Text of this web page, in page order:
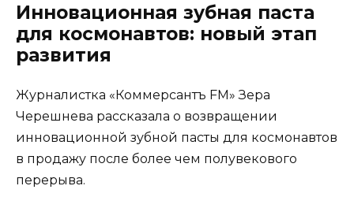
Инновационная зубная паста
для космонавтов: новый этап
развития
Журналистка «Коммерсантъ FM» Зера
Черешнева рассказала о возвращении
инновационной зубной пасты для космонавтов
в продажу после более чем полувекового
перерыва.